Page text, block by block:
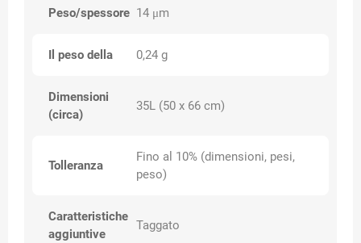
Peso/spessore 14 μm
Il peso della 0,24 g
Dimensioni
(circa)
35L (50 x 66 cm)
Tolleranza
Fino al 10% (dimensioni, pesi,
peso)
Caratteristiche
aggiuntive
Taggato